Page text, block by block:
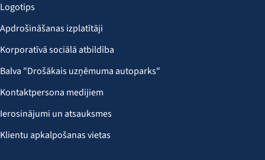
Logotips
Apdrošināšanas izplatītāji
Korporatīvā sociālā atbildība
Balva "Drošākais uzņēmuma autoparks"
Kontaktpersona medijiem
Ierosinājumi un atsauksmes
Klientu apkalpošanas vietas